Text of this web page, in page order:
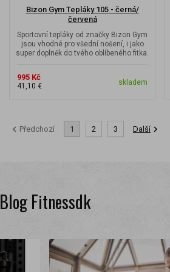
Bizon Gym Tepláky 105 - černá/
červená
Sportovní tepláky od značky Bizon Gym
jsou vhodné pro všední nošení, i jako
super doplněk do tvého oblíbeného fitka.
995 Kč
41,10 € skladem
Předchozí 1 2 3 Další
Blog Fitnessdk